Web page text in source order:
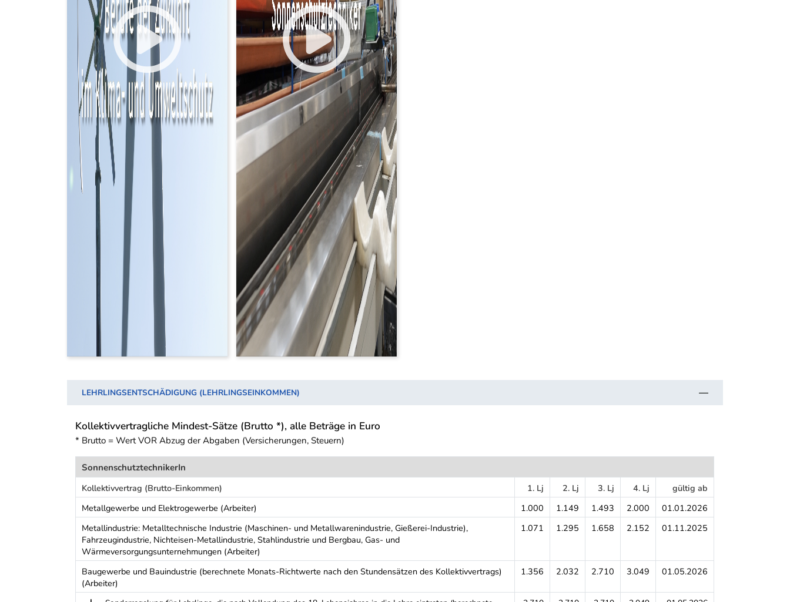
LEHRLINGSENTSCHÄDIGUNG (LEHRLINGSEINKOMMEN)
Kollektivvertragliche Mindest-Sätze (Brutto *), alle Beträge in Euro
* Brutto = Wert VOR Abzug der Abgaben (Versicherungen, Steuern)
SonnenschutztechnikerIn
Kollektivvertrag (Brutto-Einkommen)
1. Lj 2. Lj 3. Lj 4. Lj
gültig ab
Metallgewerbe und Elektrogewerbe (Arbeiter)
1.000 1.149 1.493 2.000
01.01.2026
Metallindustrie: Metalltechnische Industrie (Maschinen- und Metallwarenindustrie, Gießerei-Industrie),
Fahrzeugindustrie, Nichteisen-Metallindustrie, Stahlindustrie und Bergbau, Gas- und
Wärmeversorgungsunternehmungen (Arbeiter)
1.071 1.295 1.658 2.152 01.11.2025
Baugewerbe und Bauindustrie (berechnete Monats-Richtwerte nach den Stundensätzen des Kollektivvertrags)
(Arbeiter)
1.356 2.032 2.710 3.049 01.05.2026